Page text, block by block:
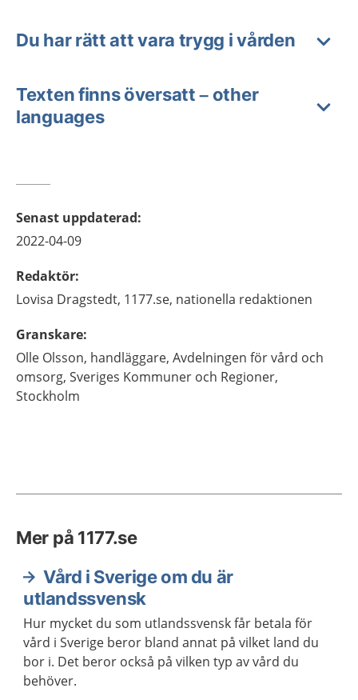
Du har rätt att vara trygg i vården
Texten finns översatt – other
languages
Senast uppdaterad:
2022-04-09
Redaktör:
Lovisa Dragstedt, 1177.se, nationella redaktionen
Granskare:
Olle Olsson, handläggare, Avdelningen för vård och
omsorg, Sveriges Kommuner och Regioner,
Stockholm
Mer på 1177.se
Vård i Sverige om du är
utlandssvensk
Hur mycket du som utlandssvensk får betala för
vård i Sverige beror bland annat på vilket land du
bor i. Det beror också på vilken typ av vård du
behöver.